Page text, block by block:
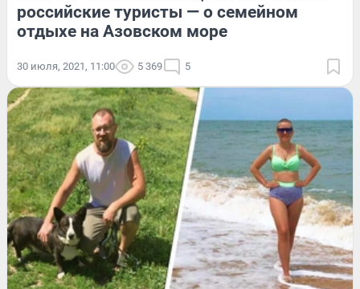
российские туристы — о семейном
отдыхе на Азовском море
30 июля, 2021, 11:00 5 369 5